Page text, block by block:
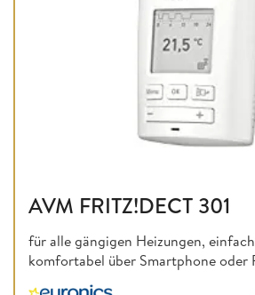
AVM FRITZ!DECT 301
für alle gängigen Heizungen,
komfortabel über Smartphone oder